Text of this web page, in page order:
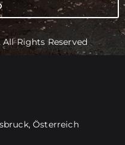
Rights Reserved
Österreich